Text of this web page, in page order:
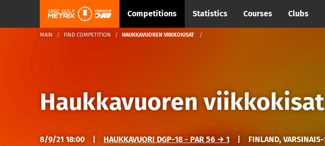
Competitions Statistics Courses Clubs
MAIN FIND COMPETITION HAUKKAVUOREN VIIKKOKISAT
Haukkavuoren viikkokisat
8/9/21 18:00 HAUKKAVUORI DGP-18 - PAR 56 → 1 FINLAND,